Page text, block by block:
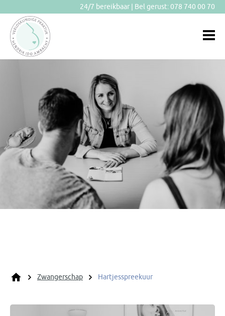
24/7 bereikbaar | Bel gerust:078 740 00 70
Zwangerschap Hartjesspreekuur